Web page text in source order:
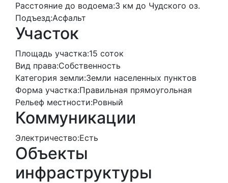
Расстояние до водоема:3 км до Чудского оз.
Подъезд:Асфальт
Участок
Площадь участка:15 соток
Вид права:Собственность
Категория земли:Земли населенных пунктов
Форма участка:Правильная прямоугольная
Рельеф местности:Ровный
Коммуникации
Электричество:Есть
Объекты
инфраструктуры